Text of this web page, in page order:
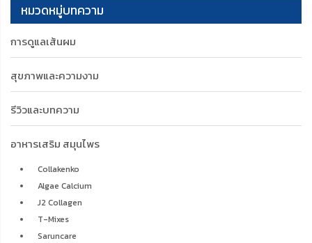
หมวดหมู่บทความ
การดูแลเส้นผม
สุขภาพและความงาม
รีวิวและบทความ
อาหารเสริม สมุนไพร
Collakenko
Algae Calcium
J2 Collagen
T-Mixes
Saruncare